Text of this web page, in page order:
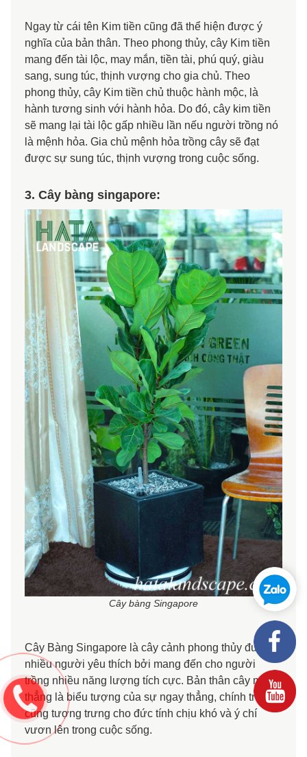
Ngay từ cái tên Kim tiền cũng đã thể hiện được ý
nghĩa của bản thân. Theo phong thủy, cây Kim tiền
mang đến tài lộc, may mắn, tiền tài, phú quý, giàu
sang, sung túc, thịnh vượng cho gia chủ. Theo
phong thủy, cây Kim tiền chủ thuộc hành mộc, là
hành tương sinh với hành hỏa. Do đó, cây kim tiền
sẽ mang lại tài lộc gấp nhiều lần nếu người trồng nó
là mệnh hỏa. Gia chủ mệnh hỏa trồng cây sẽ đạt
được sự sung túc, thịnh vượng trong cuộc sống.
3. Cây bàng singapore:
Cây bàng Singapore
Cây Bàng Singapore là cây cảnh phong thủy được
nhiều người yêu thích bởi mang đến cho người
trồng nhiều năng lượng tích cực. Bản thân cây mọc
thẳng là biểu tượng của sự ngay thẳng, chính trực,
cũng tượng trưng cho đức tính chịu khó và ý chí
vươn lên trong cuộc sống.